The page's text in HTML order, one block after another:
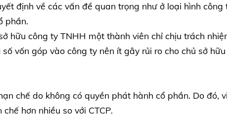
định về các vấn đề quan trọng như ở loại hình công
phần.
hữu công ty TNHH một thành viên chỉ chịu trách
vốn góp vào công ty nên ít gây rủi ro cho chủ sở
chế do không có quyền phát hành cổ phần. Do đó,
hơn nhiều so với CTCP.